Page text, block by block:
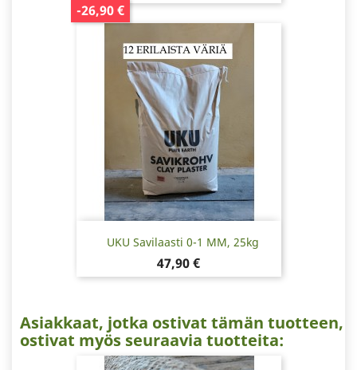
-26,90 €
UKU Savilaasti 0-1 MM, 25kg
Hinta
47,90 €
Asiakkaat, jotka ostivat tämän tuotteen,
ostivat myös seuraavia tuotteita: